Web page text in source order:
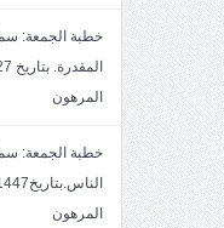
المرهون
المرهون